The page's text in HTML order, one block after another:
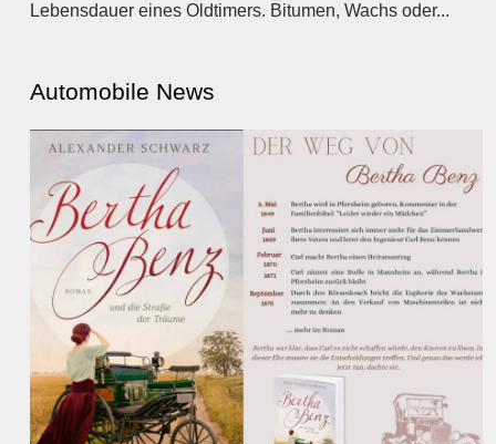
Lebensdauer eines Oldtimers. Bitumen, Wachs oder...
Automobile News